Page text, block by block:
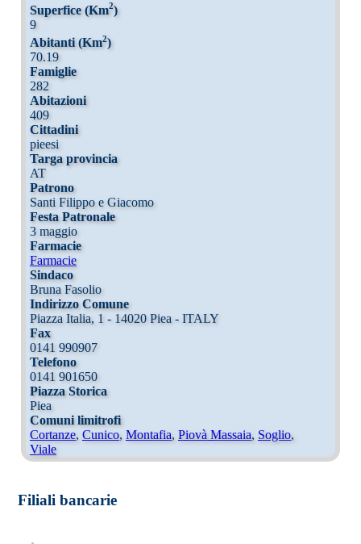
Superfice (Km2)
9
Abitanti (Km2)
70.19
Famiglie
282
Abitazioni
409
Cittadini
pieesi
Targa provincia
AT
Patrono
Santi Filippo e Giacomo
Festa Patronale
3 maggio
Farmacie
Farmacie
Sindaco
Bruna Fasolio
Indirizzo Comune
Piazza Italia, 1 - 14020 Piea - ITALY
Fax
0141 990907
Telefono
0141 901650
Piazza Storica
Piea
Comuni limitrofi
Cortanze, Cunico, Montafia, Piovà Massaia, Soglio,
Viale
Filiali bancarie